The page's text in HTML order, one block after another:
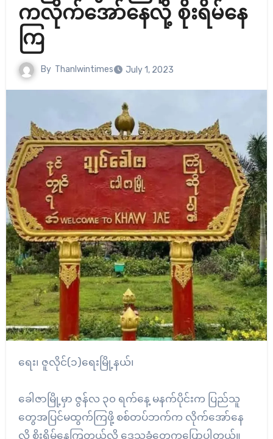
ကလိုက်အော်နေလို့ စိုးရိမ်နေ
ကြ
By Thanlwintimes July 1, 2023
ရေး၊ ဇူလိုင်(၁)ရေးမြို့နယ်၊
ခေါဇာမြို့မှာ ဇွန်လ ၃၀ ရက်နေ့ မနက်ပိုင်းက ပြည်သူ
တွေအပြင်မထွက်ကြဖို့ စစ်တပ်ဘက်က လိုက်အော်နေ
လို့ စိုးရိမ်နေကြတယ်လို့ ဒေသခံတွေကပြောပါတယ်။